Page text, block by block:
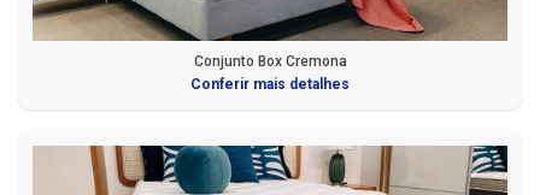
Conjunto Box Cremona
Conferir mais detalhes